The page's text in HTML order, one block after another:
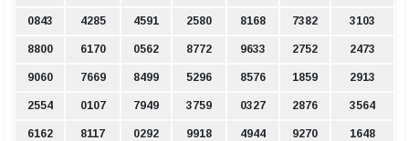
0843 4285 4591 2580 8168 7382 3103
8800 6170 0562 8772 9633 2752 2473
9060 7669 8499 5296 8576 1859 2913
2554 0107 7949 3759 0327 2876 3564
6162 8117 0292 9918 4944 9270 1648